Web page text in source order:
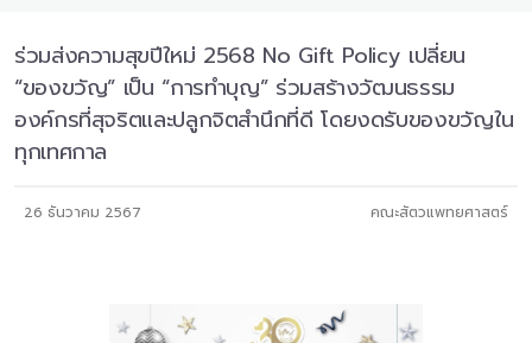
ร่วมส่งความสุขปีใหม่ 2568 No Gift Policy เปลี่ยน
“ของขวัญ” เป็น “การทำบุญ” ร่วมสร้างวัฒนธรรม
องค์กรที่สุจริตและปลูกจิตสำนึกที่ดี โดยงดรับของขวัญใน
ทุกเทศกาล
26 ธันวาคม 2567 คณะสัตวแพทยศาสตร์